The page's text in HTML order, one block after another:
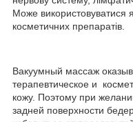
Може використовуватися
косметичних препаратів.
Вакуумный массаж
терапевтическое и
кожу. Поэтому при
задней поверхности